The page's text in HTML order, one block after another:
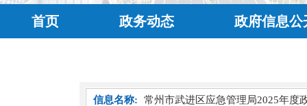
首页 政务动态 政府信息公
信息名称: 常州市武进区应急管理局2025年度